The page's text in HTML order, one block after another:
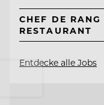
CHEF DE
RESTAURANT
Entdecke alle Jobs